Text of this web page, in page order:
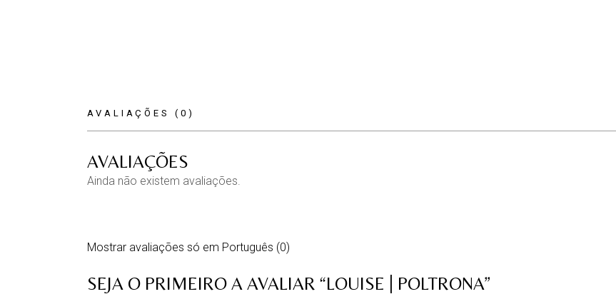
AVALIAÇÕES (0)
AVALIAÇÕES
Ainda não existem avaliações.
Mostrar avaliações só em Português (0)
SEJA O PRIMEIRO A AVALIAR “LOUISE | POLTRONA”